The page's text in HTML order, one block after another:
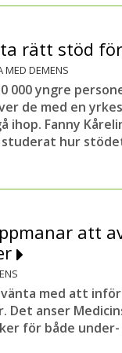
rätt stöd
MED DEMENS
000 yngre
de med en
ihop. Fanny
hur
att
vänta med att
Det anser
för både